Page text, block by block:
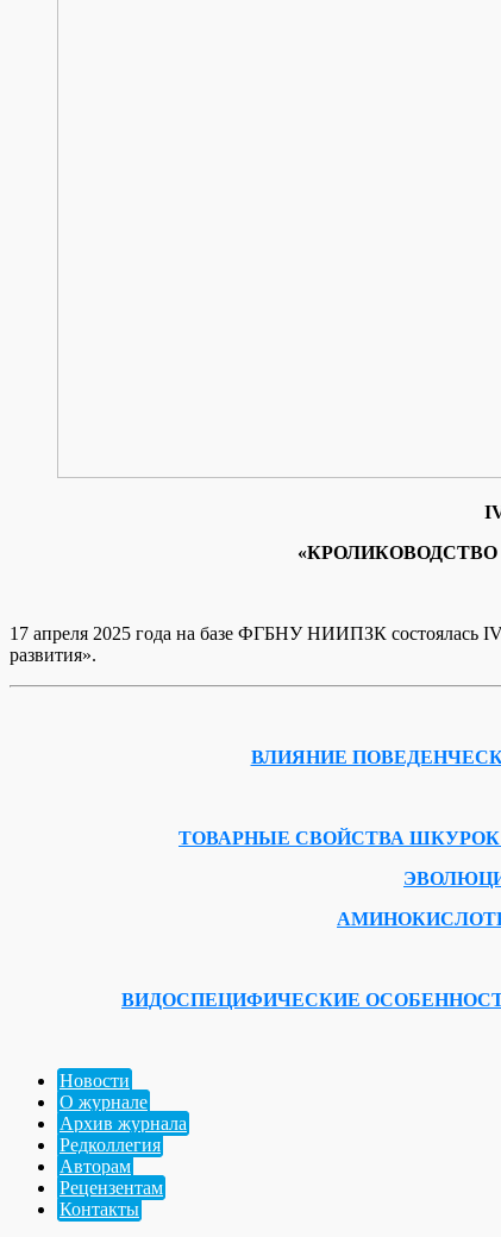
17 апреля 2025 года на базе ФГБНУ НИИПЗК состоялась
развития».
ВЛИЯНИЕ
ТОВАРНЫЕ СВОЙСТВА ШКУРОК
ВИДОСПЕЦИФИЧЕСКИЕ
Новости
О журнале
Архив журнала
Редколлегия
Авторам
Рецензентам
Контакты